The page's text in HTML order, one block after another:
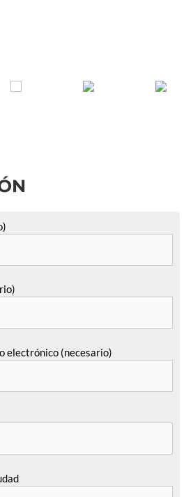
electrónico (necesario)